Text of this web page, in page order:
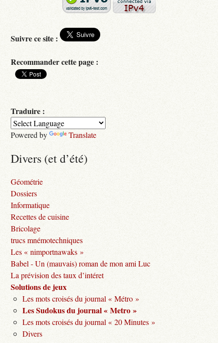
Suivre ce site :
Recommander cette page :
Traduire :
Powered by Translate
Divers (et d’été)
Géométrie
Dossiers
Informatique
Recettes de cuisine
Bricolage
trucs mnémotechniques
Les « nimportnawaks »
Babel - Un (mauvais) roman de mon ami Luc
La prévision des taux d’intéret
Solutions de jeux
Les mots croisés du journal « Métro »
Les Sudokus du journal « Metro »
Les mots croisés du journal « 20 Minutes »
Divers